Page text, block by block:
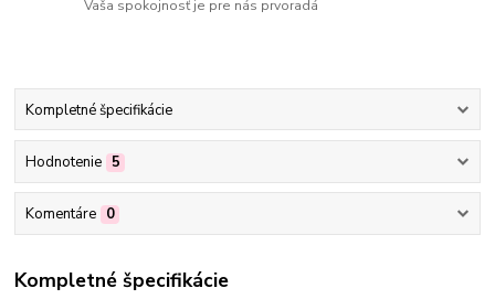
Vaša spokojnosť je pre nás prvoradá
Kompletné špecifikácie
Hodnotenie 5
Komentáre 0
Kompletné špecifikácie